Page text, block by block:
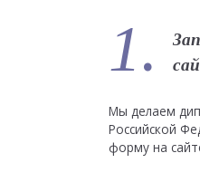
1.
Мы делаем
Российской
форму на